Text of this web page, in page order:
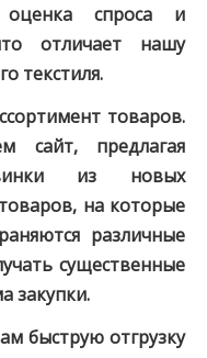
оценка спроса и
отличает нашу
текстиля.
товаров.
сайт, предлагая
из новых
на которые
различные
существенные
закупки.
быструю отгрузку